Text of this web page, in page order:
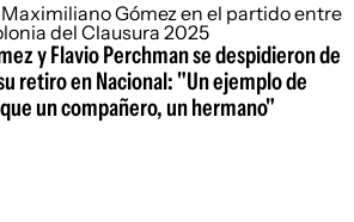
y Flavio Perchman se despidieron de
retiro en Nacional: "Un ejemplo de
un compañero, un hermano"